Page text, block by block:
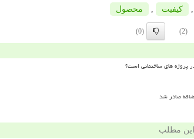
كیفیت محصول
(2)
(0)
پروژه های ساختمانی است؟
صادر شد
این مطلب